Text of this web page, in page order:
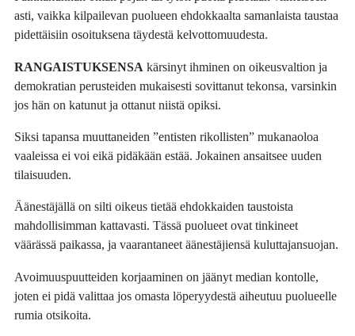
asti, vaikka kilpailevan puolueen ehdokkaalta samanlaista taustaa
pidettäisiin osoituksena täydestä kelvottomuudesta.
RANGAISTUKSENSA kärsinyt ihminen on oikeusvaltion ja
demokratian perusteiden mukaisesti sovittanut tekonsa, varsinkin
jos hän on katunut ja ottanut niistä opiksi.
Siksi tapansa muuttaneiden ”entisten rikollisten” mukanaoloa
vaaleissa ei voi eikä pidäkään estää. Jokainen ansaitsee uuden
tilaisuuden.
Äänestäjällä on silti oikeus tietää ehdokkaiden taustoista
mahdollisimman kattavasti. Tässä puolueet ovat tinkineet
väärässä paikassa, ja vaarantaneet äänestäjiensä kuluttajansuojan.
Avoimuuspuutteiden korjaaminen on jäänyt median kontolle,
joten ei pidä valittaa jos omasta löperyydestä aiheutuu puolueelle
rumia otsikoita.